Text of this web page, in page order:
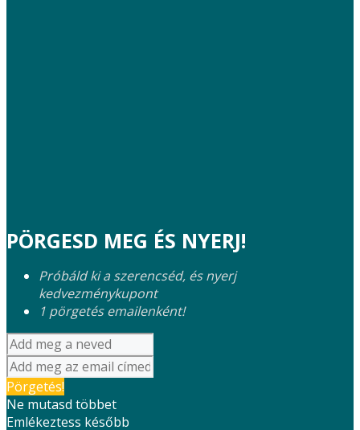
PÖRGESD MEG ÉS NYERJ!
Próbáld ki a szerencséd, és nyerj
kedvezménykupont
1 pörgetés emailenként!
Pörgetés!
Ne mutasd többet
Emlékeztess később